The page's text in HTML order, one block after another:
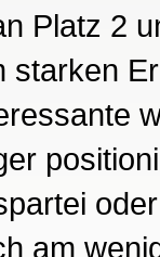
Platz 2
starken
am